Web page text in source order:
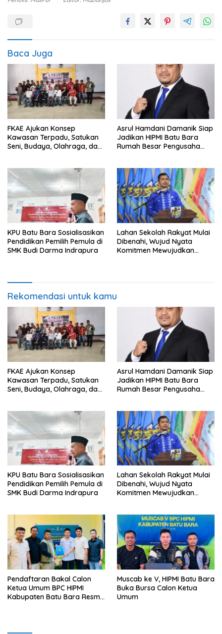
Baca Juga
FKAE Ajukan Konsep
Kawasan Terpadu, Satukan
Seni, Budaya, Olahraga, dan
Asrul Hamdani Damanik Siap
Jadikan HIPMI Batu Bara
Rumah Besar Pengusaha
KPU Batu Bara Sosialisasikan
Pendidikan Pemilih Pemula di
SMK Budi Darma Indrapura
Lahan Sekolah Rakyat Mulai
Dibenahi, Wujud Nyata
Komitmen Mewujudkan
Rekomendasi untuk kamu
FKAE Ajukan Konsep
Kawasan Terpadu, Satukan
Seni, Budaya, Olahraga, dan
Asrul Hamdani Damanik Siap
Jadikan HIPMI Batu Bara
Rumah Besar Pengusaha
KPU Batu Bara Sosialisasikan
Pendidikan Pemilih Pemula di
SMK Budi Darma Indrapura
Lahan Sekolah Rakyat Mulai
Dibenahi, Wujud Nyata
Komitmen Mewujudkan
Pendaftaran Bakal Calon
Ketua Umum BPC HIPMI
Kabupaten Batu Bara Resmi
Muscab ke V, HIPMI Batu Bara
Buka Bursa Calon Ketua
Umum